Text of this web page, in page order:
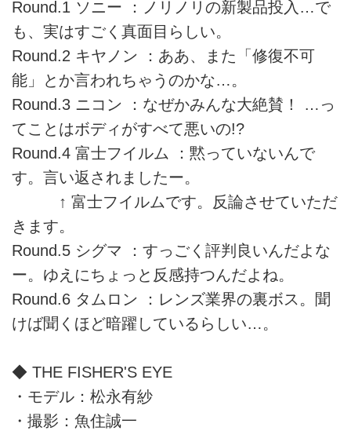
Round.1 ソニー ：ノリノリの新製品投入…で
も、実はすごく真面目らしい。
Round.2 キヤノン ：ああ、また「修復不可
能」とか言われちゃうのかな…。
Round.3 ニコン ：なぜかみんな大絶賛！ …っ
てことはボディがすべて悪いの!?
Round.4 富士フイルム ：黙っていないんで
す。言い返されましたー。
↑ 富士フイルムです。反論させていただ
きます。
Round.5 シグマ ：すっごく評判良いんだよな
ー。ゆえにちょっと反感持つんだよね。
Round.6 タムロン ：レンズ業界の裏ボス。聞
けば聞くほど暗躍しているらしい…。
◆ THE FISHER'S EYE
・モデル：松永有紗
・撮影：魚住誠一